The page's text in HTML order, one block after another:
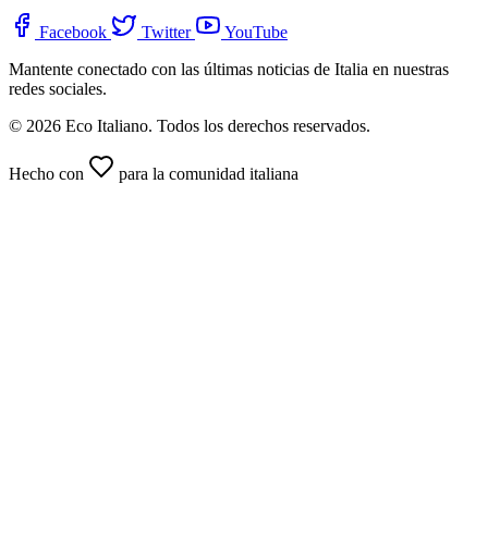
Facebook Twitter
YouTube
Mantente conectado con las últimas noticias de Italia en nuestras
redes sociales.
© 2026 Eco Italiano. Todos los derechos reservados.
Hecho con para la comunidad italiana